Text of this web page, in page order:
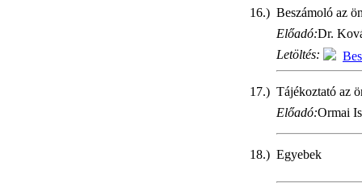
16.) Beszámoló az
Előadó:Dr.
Letöltés:
17.) Tájékoztató az
Előadó:Ormai
18.) Egyebek